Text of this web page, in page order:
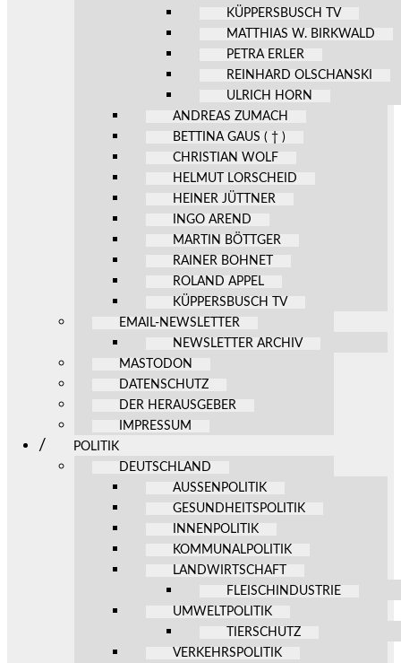
KÜPPERSBUSCH TV
MATTHIAS W. BIRKWALD
PETRA ERLER
REINHARD OLSCHANSKI
ULRICH HORN
ANDREAS ZUMACH
BETTINA GAUS ( † )
CHRISTIAN WOLF
HELMUT LORSCHEID
HEINER JÜTTNER
INGO AREND
MARTIN BÖTTGER
RAINER BOHNET
ROLAND APPEL
KÜPPERSBUSCH TV
EMAIL-NEWSLETTER
NEWSLETTER ARCHIV
MASTODON
DATENSCHUTZ
DER HERAUSGEBER
IMPRESSUM
POLITIK
DEUTSCHLAND
AUSSENPOLITIK
GESUNDHEITSPOLITIK
INNENPOLITIK
KOMMUNALPOLITIK
LANDWIRTSCHAFT
FLEISCHINDUSTRIE
UMWELTPOLITIK
TIERSCHUTZ
VERKEHRSPOLITIK